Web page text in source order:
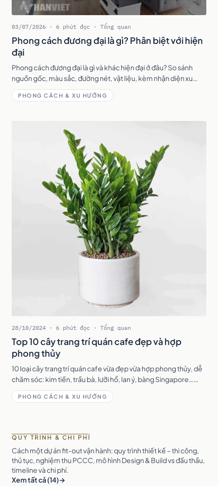
03/07/2026 · 6 phút đọc · Tổng quan
Phong cách đương đại là gì? Phân biệt với hiện
đại
Phong cách đương đại là gì và khác hiện đại ở đâu? So sánh
nguồn gốc, màu sắc, đường nét, vật liệu, kèm nhận diện xu
hướng đương đại 2026 để chọn đúng.
PHONG CÁCH & XU HƯỚNG
28/10/2024 · 6 phút đọc · Tổng quan
Top 10 cây trang trí quán cafe đẹp và hợp
phong thủy
10 loại cây trang trí quán cafe vừa đẹp vừa hợp phong thủy, dễ
chăm sóc: kim tiền, trầu bà, lưỡi hổ, lan ý, bàng Singapore…
kèm gợi ý vị trí đặt cây trong quán.
PHONG CÁCH & XU HƯỚNG
QUY TRÌNH & CHI PHÍ
Cách một dự án fit-out vận hành: quy trình thiết kế – thi công,
thủ tục, nghiệm thu PCCC, mô hình Design & Build vs đấu thầu,
timeline và chi phí.
Xem tất cả (14)